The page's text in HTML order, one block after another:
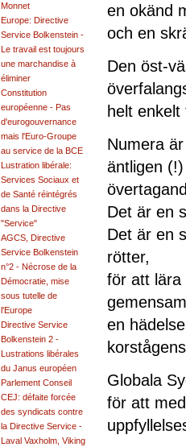
en okänd
och en
Den öst-
helt
Numera
äntligen
Det är en
Det är en
rötter,
för att lära
en
Globala
för att
Monnet
Europe: Directive
Service Bolkenstein -
Le travail est toujours
une marchandise à
éliminer
Constitution
européenne - Pas
d'eurogouvernance
mais l'Euro-Groupe
au service de la BCE
Lustration libérale:
Services Sociaux et
de Santé réintégrés
dans la Directive
"Service"
AGCS, Directive
Service Bolkenstein
n°2 - Nécrose de la
Démocratie, mise
sous tutelle de
l'Europe
Directive Service
Bolkenstein 2 -
Lustrations libérales
du Janus européen
Parlement Conseil
CEJ: défaite forcée
des syndicats contre
la Directive Service -
Laval Vaxholm, Viking